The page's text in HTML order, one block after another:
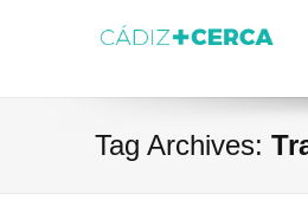
Tag Archives: